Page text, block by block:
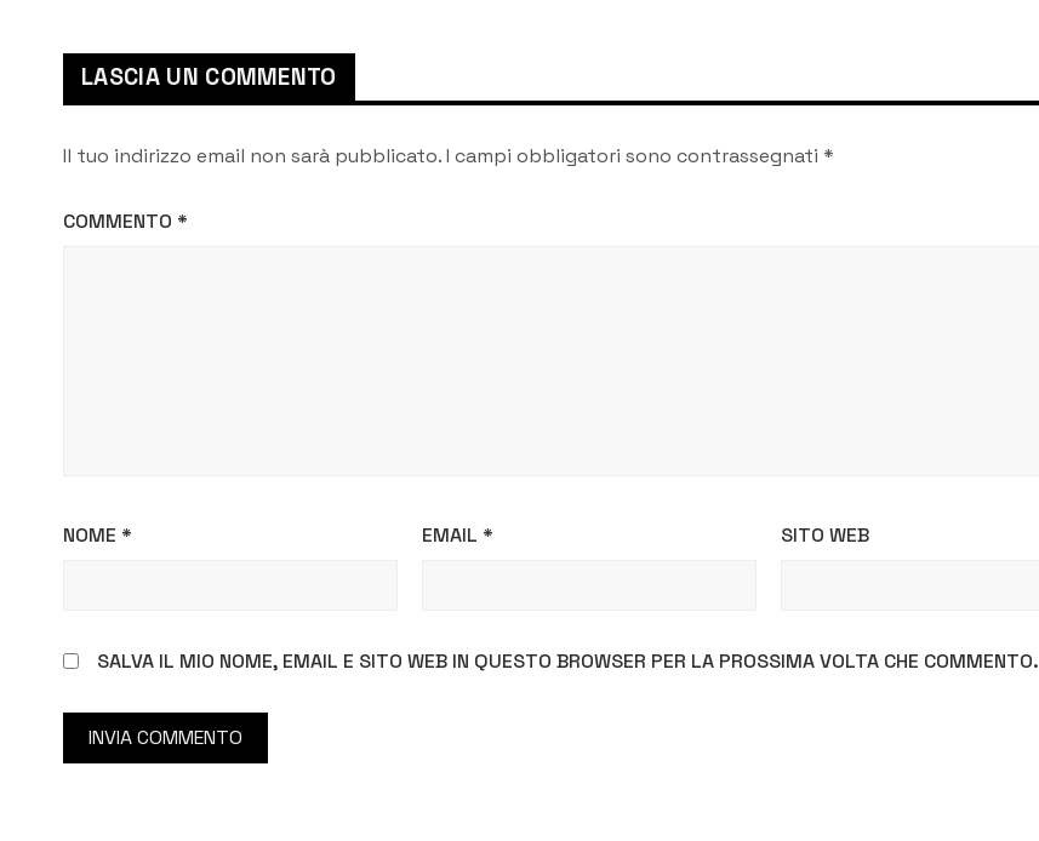
“Moncada”
LASCIA UN COMMENTO
Il tuo indirizzo email non sarà pubblicato.I campi obbligatori sono contrassegnati *
COMMENTO *
NOME * EMAIL * SITO WEB
SALVA IL MIO NOME, EMAIL E SITO WEB IN QUESTO BROWSER PER LA PROSSIMA VOLTA CHE COMMENTO.